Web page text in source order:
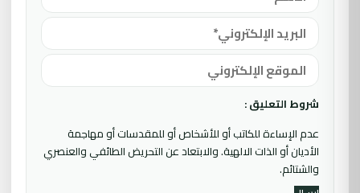
شروط التعليق :
عدم الإساءة للكاتب أو للأشخاص أو للمقدسات أو مهاجمة
الأديان أو الذات الالهية. والابتعاد عن التحريض الطائفي والعنصري
والشتائم.